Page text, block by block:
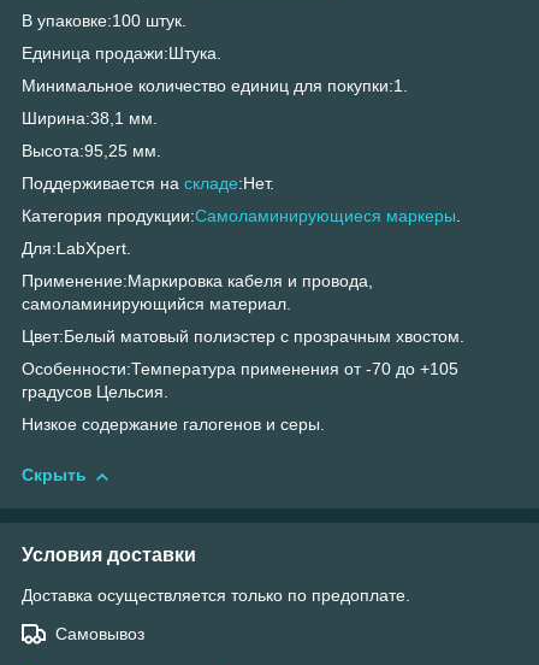
В упаковке:100 штук.
Единица продажи:Штука.
Минимальное количество единиц для покупки:1.
Ширина:38,1 мм.
Высота:95,25 мм.
Поддерживается на складе:Нет.
Категория продукции:Самоламинирующиеся маркеры.
Для:LabXpert.
Применение:Маркировка кабеля и провода,
самоламинирующийся материал.
Цвет:Белый матовый полиэстер с прозрачным хвостом.
Особенности:Температура применения от -70 до +105
градусов Цельсия.
Низкое содержание галогенов и серы.
Скрыть
Условия доставки
Доставка осуществляется только по предоплате.
Самовывоз